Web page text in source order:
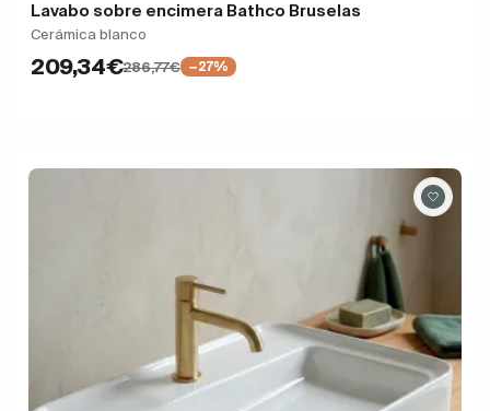
Lavabo sobre encimera Bathco Bruselas
Cerámica blanco
209,34€286,77€ −27%